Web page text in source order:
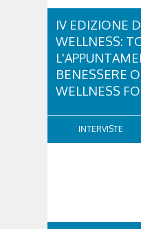
IV EDIZIONE
WELLNESS:
BENESSERE
WELLNESS
cultura del benessere
Promosso dalla
INTERVISTE